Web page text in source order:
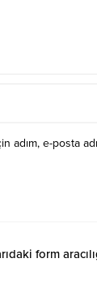
adım, e-posta
form